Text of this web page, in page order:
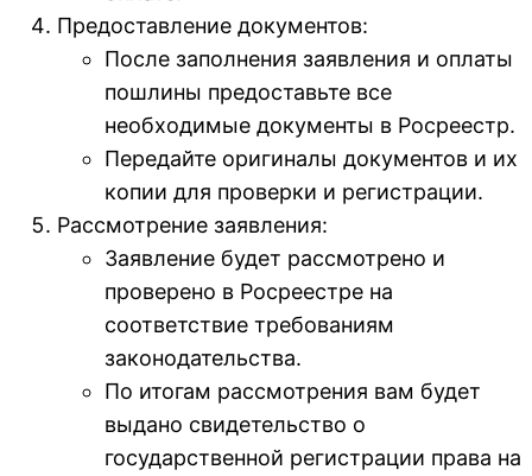
Предоставление документов:
После заполнения заявления и оплаты
пошлины предоставьте все
необходимые документы в Росреестр.
Передайте оригиналы документов и их
копии для проверки и регистрации.
Рассмотрение заявления:
Заявление будет рассмотрено и
проверено в Росреестре на
соответствие требованиям
законодательства.
По итогам рассмотрения вам будет
выдано свидетельство о
государственной регистрации права на